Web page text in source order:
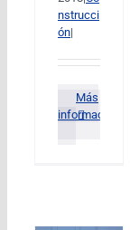
nstrucci
ón|
Más
información